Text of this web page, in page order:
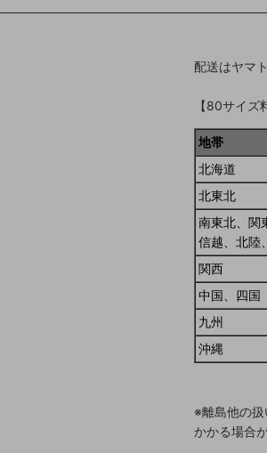
配送はヤマ
【80サイズ
地帯
北海道
北東北
南東北、関
信越、北陸
関西
中国、四国
九州
沖縄
※離島他の
かかる場合